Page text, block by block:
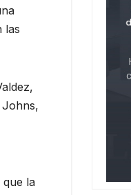
las
que la